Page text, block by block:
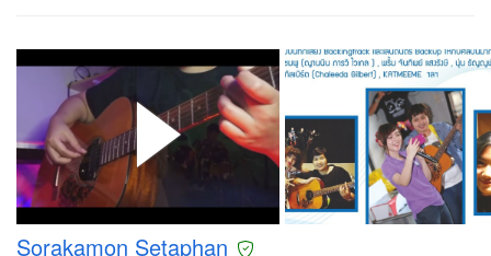
Sorakamon Setaphan